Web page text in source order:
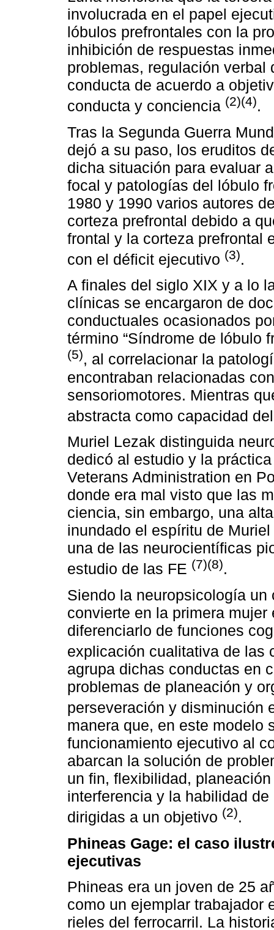
involucrada en el papel
lóbulos prefrontales con la
inhibición de respuestas
problemas, regulación
conducta de acuerdo a
conducta y conciencia (2)(4).
Tras la Segunda Guerra
dejó a su paso, los eruditos
dicha situación para evaluar
focal y patologías del lóbulo
1980 y 1990 varios autores
corteza prefrontal debido a
frontal y la corteza prefrontal
con el déficit ejecutivo (3).
A finales del siglo XIX y a lo
clínicas se encargaron de
conductuales ocasionados
término “Síndrome de lóbulo
(5), al correlacionar la
encontraban relacionadas
sensoriomotores. Mientras
abstracta como capacidad
Muriel Lezak distinguida
dedicó al estudio y la
Veterans Administration en
donde era mal visto que las
ciencia, sin embargo, una
inundado el espíritu de
una de las neurocientíficas
estudio de las FE (7)(8).
Siendo la neuropsicología
convierte en la primera
diferenciarlo de funciones
explicación cualitativa de las
agrupa dichas conductas en
problemas de planeación y
perseveración y disminución
manera que, en este modelo
funcionamiento ejecutivo al
abarcan la solución de
un fin, flexibilidad,
interferencia y la habilidad
dirigidas a un objetivo (2).
Phineas Gage: el caso
ejecutivas
Phineas era un joven de 25
como un ejemplar trabajador
rieles del ferrocarril. La